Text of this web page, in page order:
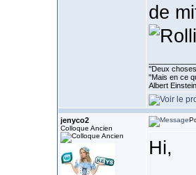
de
''Deux
"Mais en ce
Albert
jenyco2
Colloque Ancien
Hi,